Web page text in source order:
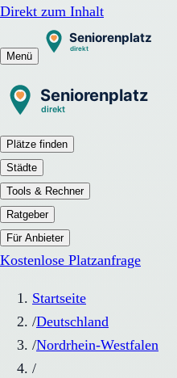
Direkt zum Inhalt
Menü
Plätze finden
Städte
Tools & Rechner
Ratgeber
Für Anbieter
Kostenlose Platzanfrage
Startseite
/Deutschland
/Nordrhein-Westfalen
/